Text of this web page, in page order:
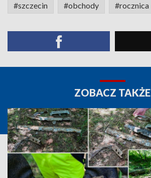
#szczecin #obchody #rocznica
ZOBACZ TAKŻE